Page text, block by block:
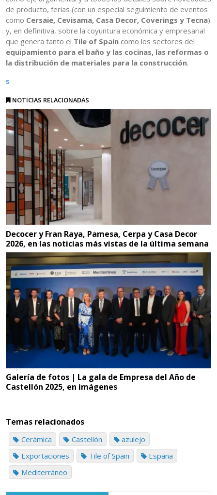
de producto, ferias (con un especial seguimiento de eventos
como Cersaie, Cevisama, Casa Decor, Coverings y Tecna)
y, en definitiva, sobre la coyuntura económica y empresarial
que genera tanto el Tile of Spain como los sectores del
equipamiento para el baño y las cocinas, las reformas o
la distribución de materiales para la construcción.
s
NOTICIAS RELACIONADAS
Decocer y Fran Raya, Pamesa, Cerpa y Casa Decor
2026, en las noticias más vistas de la última semana
Galería de fotos | La gala de Empresa del Año de
Castellón 2025, en imágenes
Temas relacionados
Cerámica Castellón
azulejo
Exportaciones
Tile of Spain
España
Mediterráneo